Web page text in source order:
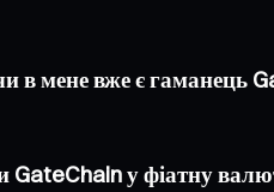
в мене вже є гаманець
у фіатну